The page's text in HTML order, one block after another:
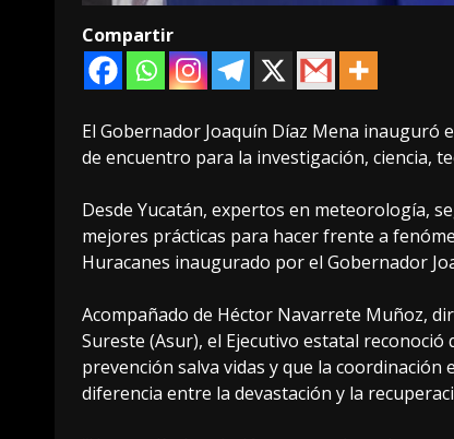
Compartir
El Gobernador Joaquín Díaz Mena inauguró
de encuentro para la investigación, ciencia,
Desde Yucatán, expertos en meteorología,
mejores prácticas para hacer frente a
Huracanes inaugurado por el Gobernador
Acompañado de Héctor Navarrete Muñoz,
Sureste (Asur), el Ejecutivo estatal
prevención salva vidas y que la
diferencia entre la devastación y la